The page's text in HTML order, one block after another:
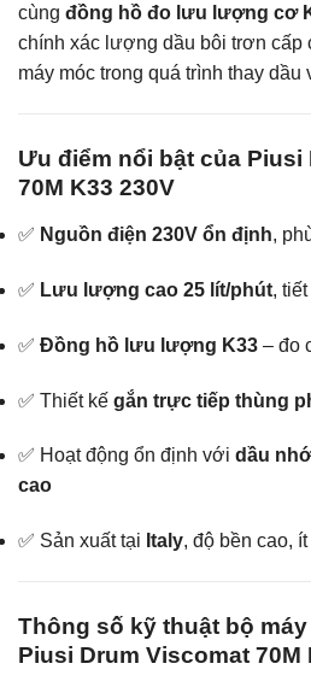
cùng đồng hồ đo lưu lượng cơ
chính xác lượng dầu bôi trơn cấp
máy móc trong quá trình thay
Ưu điểm nổi bật của Piusi
70M K33 230V
✅ Nguồn điện 230V ổn định,
✅ Lưu lượng cao 25 lít/phút,
✅ Đồng hồ lưu lượng K33 – đo
✅ Thiết kế gắn trực tiếp thùng
✅ Hoạt động ổn định với dầu
cao
✅ Sản xuất tại Italy, độ bền cao,
Thông số kỹ thuật bộ
Piusi Drum Viscomat 70M